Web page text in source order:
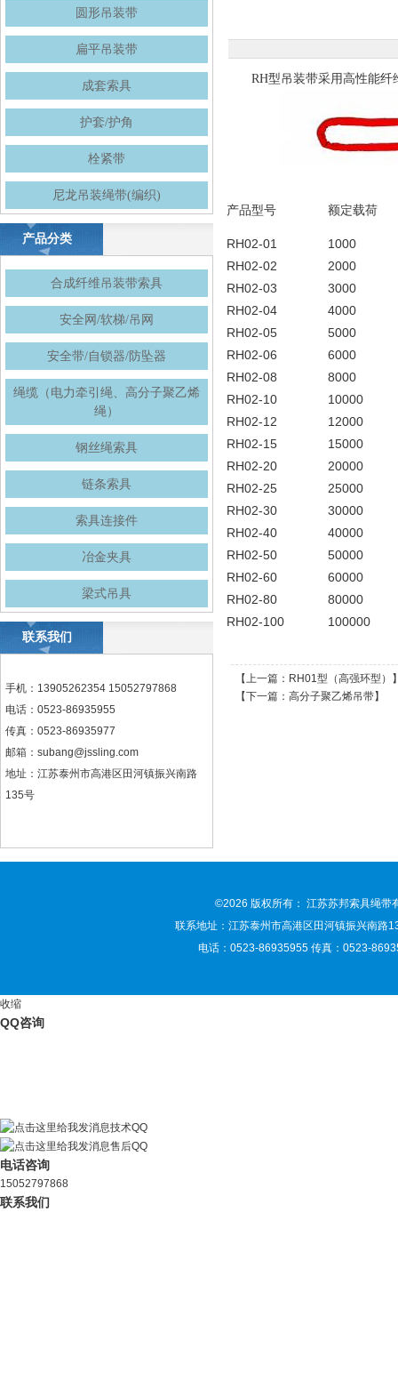
圆形吊装带
扁平吊装带
成套索具
护套/护角
栓紧带
尼龙吊装绳带(编织)
产品分类
合成纤维吊装带索具
安全网/软梯/吊网
安全带/自锁器/防坠器
绳缆（电力牵引绳、高分子聚乙烯
绳）
钢丝绳索具
链条索具
索具连接件
冶金夹具
梁式吊具
联系我们
手机：13905262354 15052797868
电话：0523-86935955
传真：0523-86935977
邮箱： subang@jssling.com
地址：江苏泰州市高港区田河镇振兴南路
135号
RH型吊装带采用高性能
产品型号 额定载荷
RH02-01
1000
RH02-02
2000
RH02-03
3000
RH02-04
4000
RH02-05
5000
RH02-06
6000
RH02-08
8000
RH02-10
10000
RH02-12
12000
RH02-15
15000
RH02-20
20000
RH02-25
25000
RH02-30
30000
RH02-40
40000
RH02-50
50000
RH02-60
60000
RH02-80
80000
RH02-100
100000
【上一篇： RH01型（高强环型）
【下一篇： 高分子聚乙烯吊带】
©2026 版权所有： 江苏苏邦索具绳带
联系地址：江苏泰州市高港区田河镇振兴南
电话：0523-86935955 传真：0523-
收缩
QQ咨询
技术QQ
售后QQ
电话咨询
15052797868
联系我们